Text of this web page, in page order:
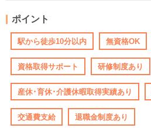
ポイント
駅から徒歩10分以内 無資格OK
資格取得サポート 研修制度あり
産休･育休･介護休暇取得実績あり
交通費支給 退職金制度あり